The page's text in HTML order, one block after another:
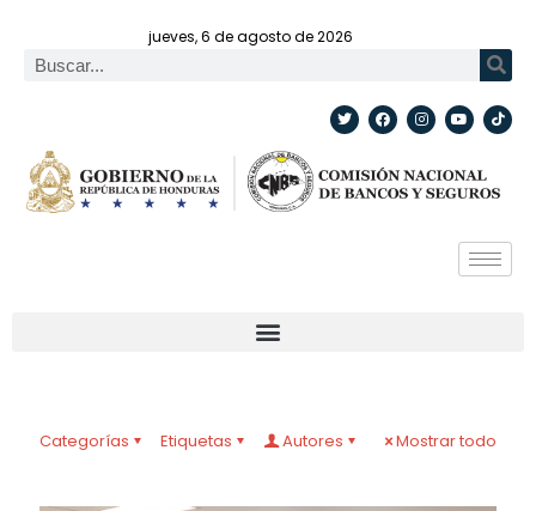
jueves, 6 de agosto de 2026
Categorías Etiquetas Autores Mostrar todo